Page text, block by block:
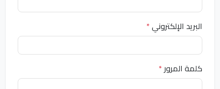
البريد الإلكتروني*
كلمة المرور*